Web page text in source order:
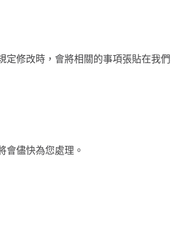
修改時，會將相關的事項張貼在我
會儘快為您處理。